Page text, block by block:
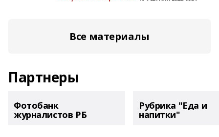
Все материалы
Партнеры
Фотобанк
журналистов РБ
Рубрика "Еда и
напитки"